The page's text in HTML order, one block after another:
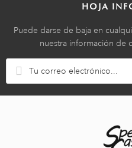
HOJA
Puede darse de baja en
nuestra información de